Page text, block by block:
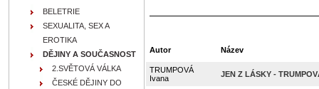
Autor Název
TRUMPOVÁ
Ivana
JEN Z LÁSKY -
BELETRIE
SEXUALITA, SEX A
EROTIKA
DĚJINY A SOUČASNOST
2.SVĚTOVÁ VÁLKA
ČESKÉ DĚJINY DO